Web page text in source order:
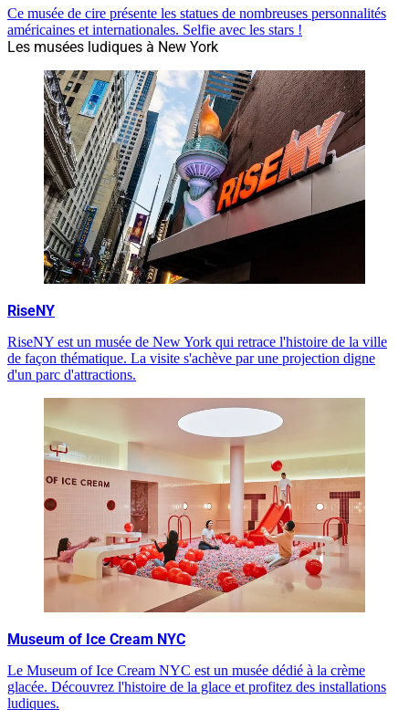
Ce musée de cire présente les statues de nombreuses personnalités
américaines et internationales. Selfie avec les stars !
Les musées ludiques à New York
RiseNY
RiseNY est un musée de New York qui retrace l'histoire de la ville
de façon thématique. La visite s'achève par une projection digne
d'un parc d'attractions.
Museum of Ice Cream NYC
Le Museum of Ice Cream NYC est un musée dédié à la crème
glacée. Découvrez l'histoire de la glace et profitez des installations
ludiques.